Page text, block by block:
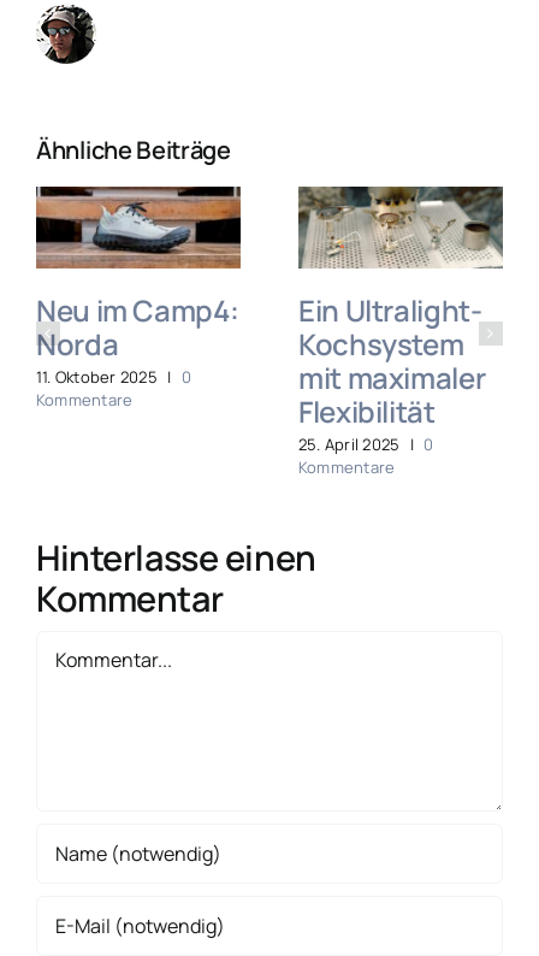
Ähnliche Beiträge
Neu im Camp4:
Norda
11. Oktober 2025 | 0
Kommentare
Ein Ultralight-
Kochsystem
mit maximaler
Flexibilität
25. April 2025 | 0
Kommentare
Hinterlasse einen
Kommentar